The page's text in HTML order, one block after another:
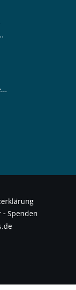
- Spenden